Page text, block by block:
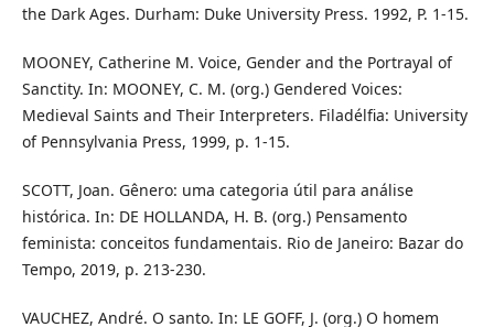
the Dark Ages. Durham: Duke University Press. 1992, P. 1-15.
MOONEY, Catherine M. Voice, Gender and the Portrayal of
Sanctity. In: MOONEY, C. M. (org.) Gendered Voices:
Medieval Saints and Their Interpreters. Filadélfia: University
of Pennsylvania Press, 1999, p. 1-15.
SCOTT, Joan. Gênero: uma categoria útil para análise
histórica. In: DE HOLLANDA, H. B. (org.) Pensamento
feminista: conceitos fundamentais. Rio de Janeiro: Bazar do
Tempo, 2019, p. 213-230.
VAUCHEZ, André. O santo. In: LE GOFF, J. (org.) O homem